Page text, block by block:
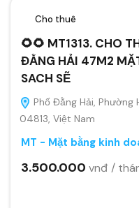
Cho thuê
🌻🌻 MT1313. CHO
ĐẰNG HẢI 47M2
SACH SẼ
Phố Đằng Hải, Phường
04813, Việt Nam
MT - Mặt bằng kinh
3.500.000 vnđ /